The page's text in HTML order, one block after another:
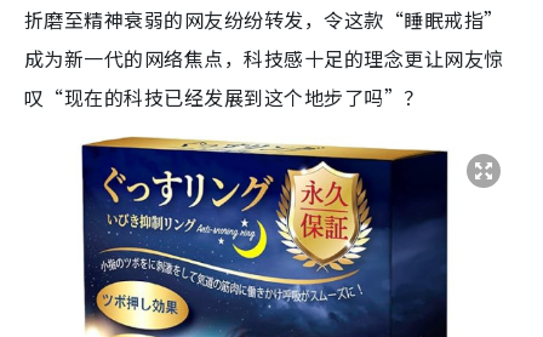
折磨至精神衰弱的网友纷纷转发，令这款“睡眠戒指”
成为新一代的网络焦点，科技感十足的理念更让网友惊
叹“现在的科技已经发展到这个地步了吗”？